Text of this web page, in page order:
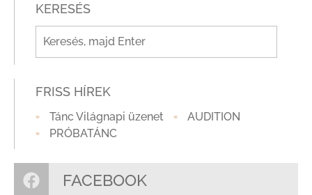
KERESÉS
FRISS HÍREK
Tánc Világnapi üzenet
AUDITION
PRÓBATÁNC
FACEBOOK